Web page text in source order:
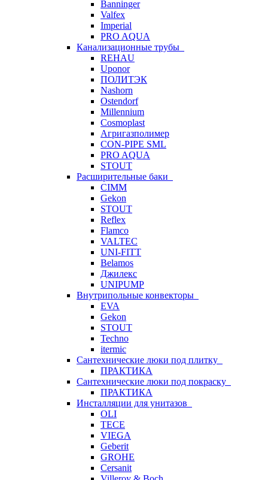
Banninger
Valfex
Imperial
PRO AQUA
Канализационные трубы
REHAU
Uponor
ПОЛИТЭК
Nashorn
Ostendorf
Millennium
Cosmoplast
Агригазполимер
CON-PIPE SML
PRO AQUA
STOUT
Расширительные баки
CIMM
Gekon
STOUT
Reflex
Flamco
VALTEC
UNI-FITT
Belamos
Джилекс
UNIPUMP
Внутрипольные конвекторы
EVA
Gekon
STOUT
Techno
itermic
Сантехнические люки под плитку
ПРАКТИКА
Сантехнические люки под покраску
ПРАКТИКА
Инсталляции для унитазов
OLI
TECE
VIEGA
Geberit
GROHE
Cersanit